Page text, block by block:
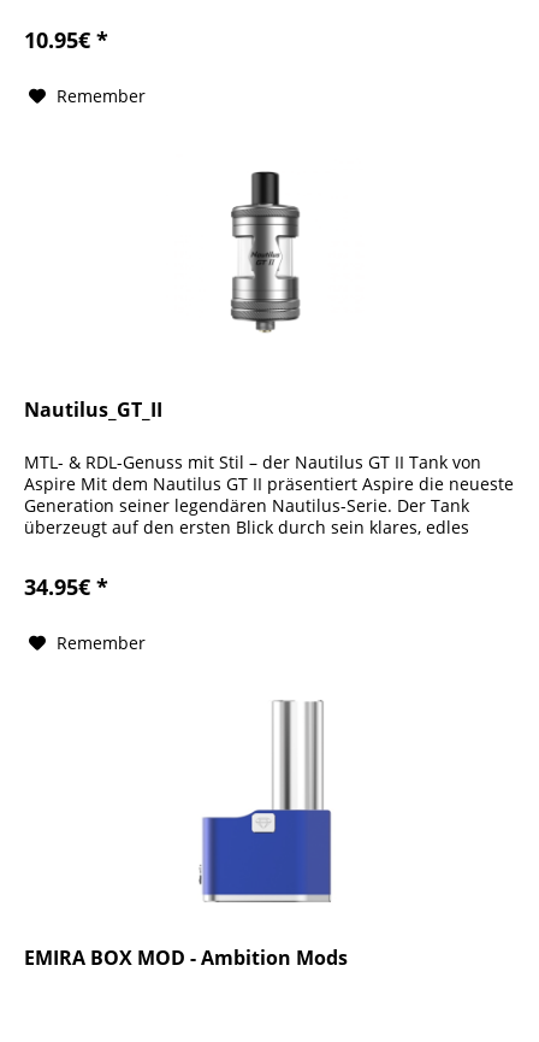
10.95€ *
Remember
Nautilus_GT_II
MTL- & RDL-Genuss mit Stil – der Nautilus GT II Tank von
Aspire Mit dem Nautilus GT II präsentiert Aspire die neueste
Generation seiner legendären Nautilus-Serie. Der Tank
überzeugt auf den ersten Blick durch sein klares, edles
34.95€ *
Remember
EMIRA BOX MOD - Ambition Mods